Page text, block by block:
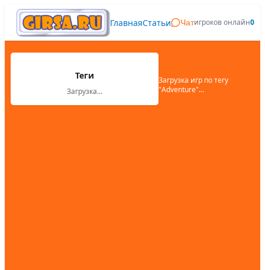
ГлавнаяСтатьи Чатигроков онлайн0
Теги
Загрузка...
Загрузка игр по тегу
"Adventure"...